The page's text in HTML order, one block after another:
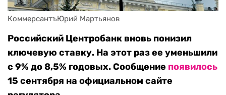
КоммерсантъЮрий Мартьянов
Российский Центробанк вновь понизил
ключевую ставку. На этот раз ее уменьшили
с 9% до 8,5% годовых. Сообщение появилось
15 сентября на официальном сайте